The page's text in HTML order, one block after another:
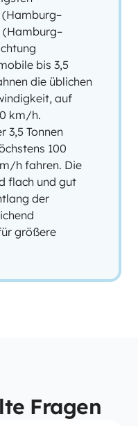
(Hamburg–
(Hamburg–
bis 3,5
die üblichen
auf
km/h.
3,5 Tonnen
100
h fahren. Die
flach und gut
der
größere
Fragen